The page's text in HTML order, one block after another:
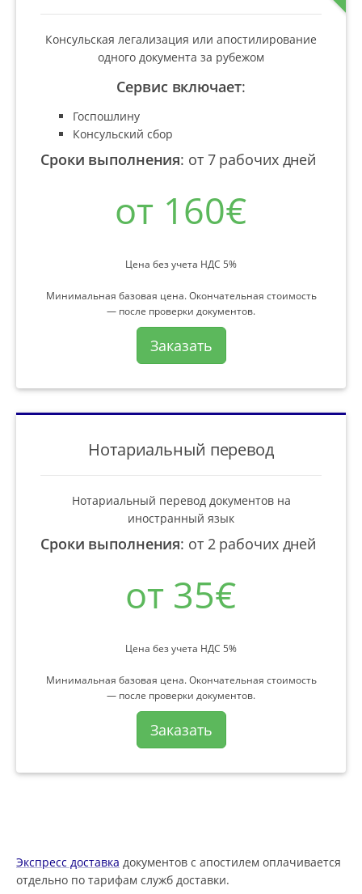
Консульская легализация или апостилирование
одного документа за рубежом
Сервис включает:
Госпошлину
Консульский сбор
Сроки выполнения: от 7 рабочих дней
от 160€
Цена без учета НДС 5%
Минимальная базовая цена. Окончательная стоимость
— после проверки документов.
Заказать
Нотариальный перевод
Нотариальный перевод документов на
иностранный язык
Сроки выполнения: от 2 рабочих дней
от 35€
Цена без учета НДС 5%
Минимальная базовая цена. Окончательная стоимость
— после проверки документов.
Заказать
Экспресс доставка документов с апостилем оплачивается
отдельно по тарифам служб доставки.